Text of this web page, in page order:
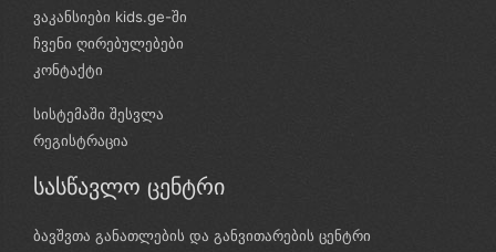
ვაკანსიები kids.ge-ში
ჩვენი ღირებულებები
კონტაქტი
სისტემაში შესვლა
რეგისტრაცია
სასწავლო ცენტრი
ბავშვთა განათლების და განვითარების ცენტრი